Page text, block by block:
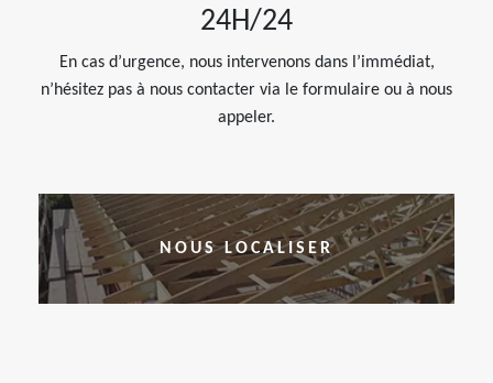
24H/24
En cas d’urgence, nous intervenons dans l’immédiat,
n’hésitez pas à nous contacter via le formulaire ou à nous
appeler.
NOUS LOCALISER